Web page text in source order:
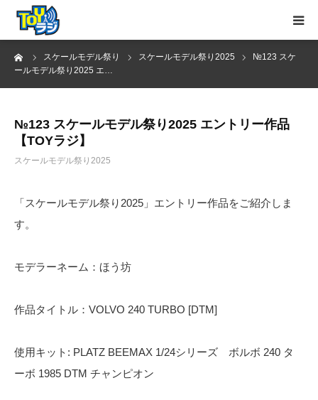
スケールモデル祭り スケールモデル祭り2025
№123 スケ
ールモデル祭り2025 エ…
№123 スケールモデル祭り2025 エントリー作品
【TOYラジ】
スケールモデル祭り2025
「スケールモデル祭り2025」エントリー作品をご紹介しま
す。
モデラーネーム：ほう坊
作品タイトル：VOLVO 240 TURBO [DTM]
使用キット: PLATZ BEEMAX 1/24シリーズ ボルボ 240 タ
ーボ 1985 DTM チャンピオン
トップページ
MC紹介